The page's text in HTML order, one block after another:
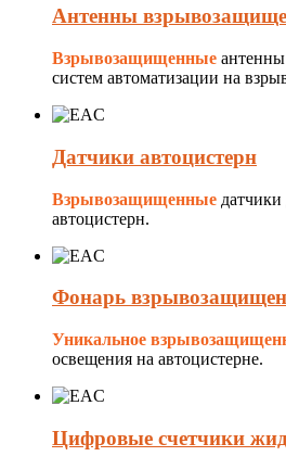
Антенны
Взрывозащищенные антенны
систем автоматизации на
Датчики автоцистерн
Взрывозащищенные датчики
автоцистерн.
Фонарь
Уникальное
освещения на автоцистерне.
Цифровые счетчики